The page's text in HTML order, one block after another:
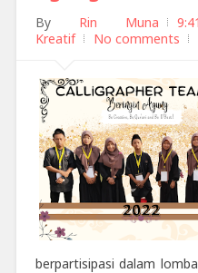
By Rin Muna
Kreatif
No comments
berpartisipasi dalam